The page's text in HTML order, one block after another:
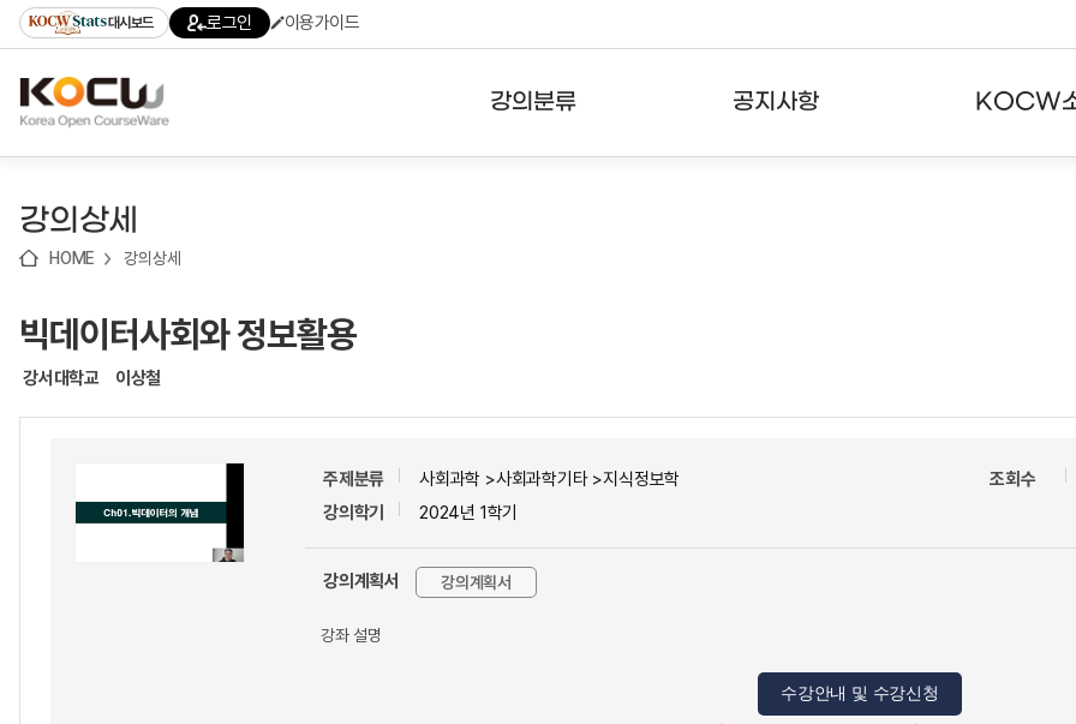
기
기
기
content)
가
대시보드 로그인 이용가이드
강의분류 공지사항 KOCW
강의상세
HOME 강의상세
빅데이터사회와 정보활용
강서대학교 이상철
주제분류
사회과학 >사회과학기타 >지식정보학
강의학기
2024년 1학기
조회수
강의계획서 강의계획서
강좌 설명
수강안내 및 수강신청